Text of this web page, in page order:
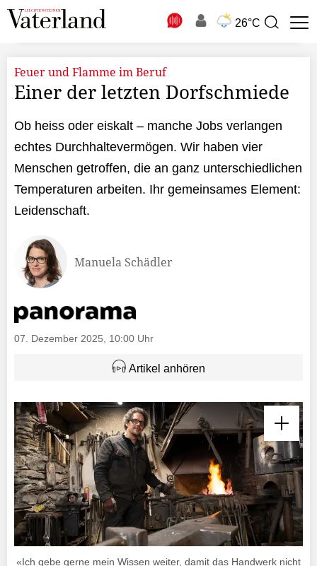
26°C
Suchbegriff
Feuer und Flamme im Beruf
Einer der letzten Dorfschmiede
Ob heiss oder eiskalt – manche Jobs verlangen
echtes Durchhaltevermögen. Wir haben vier
Menschen getroffen, die an ganz unterschiedlichen
Temperaturen arbeiten. Ihr gemeinsames Element:
Leidenschaft.
07. Dezember 2025, 10:00 Uhr
Manuela Schädler
Artikel anhören
«Ich gebe gerne mein Wissen weiter, damit das Handwerk nicht